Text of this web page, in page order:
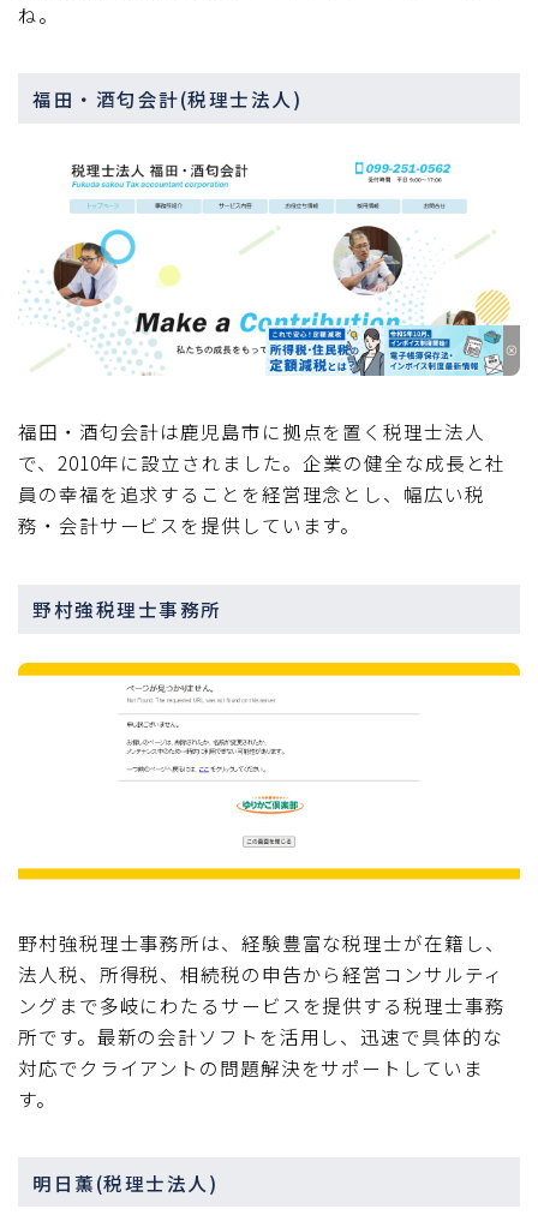
ね。
福田・酒匂会計(税理士法人)
福田・酒匂会計は鹿児島市に拠点を置く税理士法人
で、2010年に設立されました。企業の健全な成長と社
員の幸福を追求することを経営理念とし、幅広い税
務・会計サービスを提供しています。
野村強税理士事務所
野村強税理士事務所は、経験豊富な税理士が在籍し、
法人税、所得税、相続税の申告から経営コンサルティ
ングまで多岐にわたるサービスを提供する税理士事務
所です。最新の会計ソフトを活用し、迅速で具体的な
対応でクライアントの問題解決をサポートしていま
す。
明日薫(税理士法人)